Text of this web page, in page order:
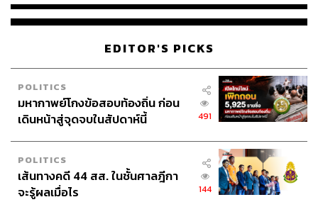
EDITOR'S PICKS
POLITICS
มหากาพย์โกงข้อสอบท้องถิ่น ก่อน
เดินหน้าสู่จุดจบในสัปดาห์นี้
491
POLITICS
เส้นทางคดี 44 สส. ในชั้นศาลฎีกา
จะรู้ผลเมื่อไร
144